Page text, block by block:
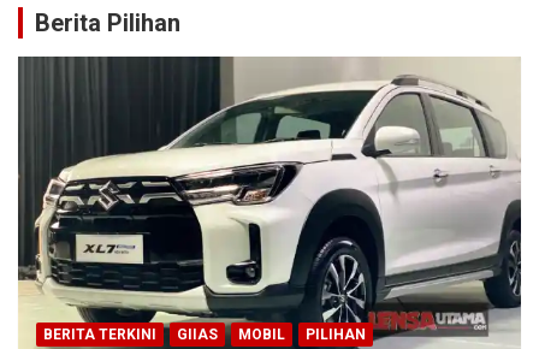
Berita Pilihan
BERITA TERKINI GIIAS MOBIL PILIHAN